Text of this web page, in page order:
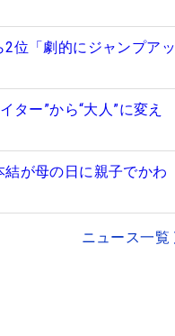
位「劇的にジャンプアッ
ー”から“大人”に変え
が母の日に親子でかわ
ニュース一覧